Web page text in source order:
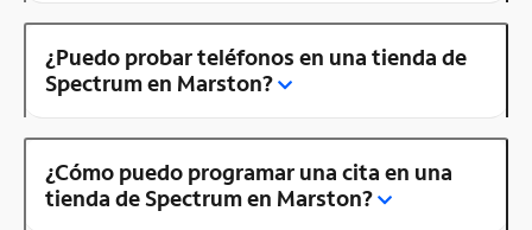
¿Puedo probar teléfonos en una tienda de
Spectrum en Marston?
¿Cómo puedo programar una cita en una
tienda de Spectrum en Marston?